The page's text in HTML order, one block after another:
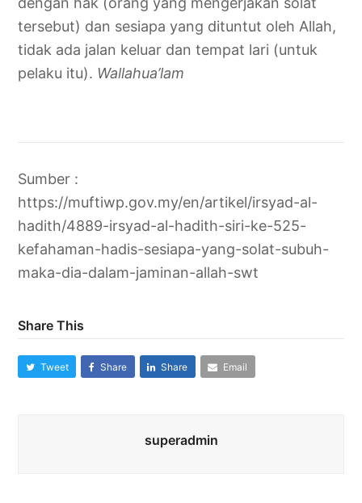
tersebut) dan sesiapa yang dituntut oleh Allah,
tidak ada jalan keluar dan tempat lari (untuk
pelaku itu). Wallahua’lam
Sumber :
https://muftiwp.gov.my/en/artikel/irsyad-al-
hadith/4889-irsyad-al-hadith-siri-ke-525-
kefahaman-hadis-sesiapa-yang-solat-subuh-
maka-dia-dalam-jaminan-allah-swt
Share This
Tweet Share Share Email
superadmin